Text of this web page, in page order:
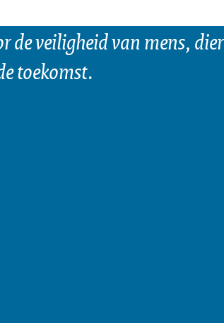
de veiligheid van mens, dier
toekomst.